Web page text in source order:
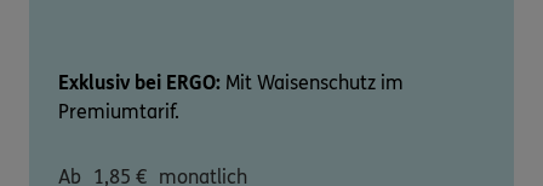
Exklusiv bei ERGO: Mit Waisenschutz im
Premiumtarif.
Ab 1,85 € monatlich